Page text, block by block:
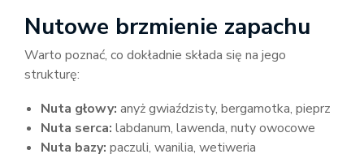
Nutowe brzmienie zapachu
Warto poznać, co dokładnie składa się na jego
strukturę:
Nuta głowy: anyż gwiaździsty, bergamotka, pieprz
Nuta serca: labdanum, lawenda, nuty owocowe
Nuta bazy: paczuli, wanilia, wetiweria